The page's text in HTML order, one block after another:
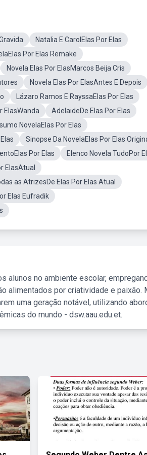
Natalia E CarolElas Por Elas
Por Elas Remake
Novela Elas Por ElasMarcos Beija Cris
Novela Elas Por ElasAntes E Depois
Lázaro Ramos E RayssaElas Por Elas
ElasWanda
AdelaideDe Elas Por Elas
NovelaElas Por Elas
Sinopse Da NovelaElas Por Elas
Por Elas
Elenco Novela TudoPor
ElasAtual
as AtrizesDe Elas Por Elas Atual
Elas Eufradik
alunos no ambiente escolar,
alimentados por criatividade e paixão.
uma geração notável, utilizando
do mundo - dsw.aau.edu.et.